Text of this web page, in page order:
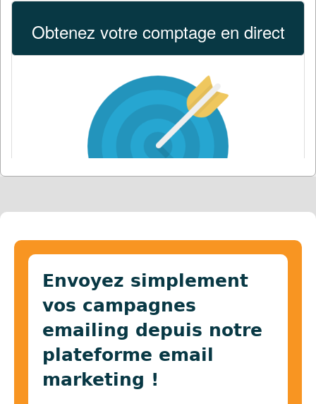
Envoyez simplement
vos campagnes
emailing depuis notre
plateforme email
marketing !